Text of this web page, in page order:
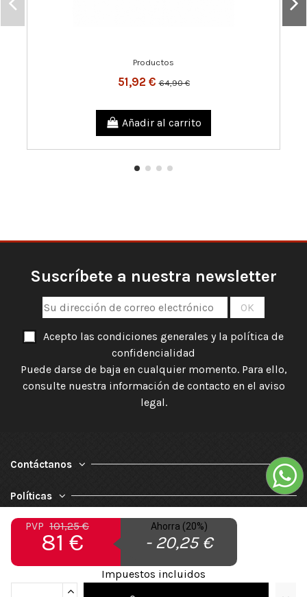
PVP 101,25 €
81 €
Ahorra (20%)
- 20,25 €
Impuestos incluidos
Productos
51,92 €64,90 €
Añadir al carrito
Suscríbete a nuestra newsletter
Acepto las condiciones generales y la política de
confidencialidad
Puede darse de baja en cualquier momento. Para ello,
consulte nuestra información de contacto en el aviso
legal.
Contáctanos
Políticas
Nuestra Empresa